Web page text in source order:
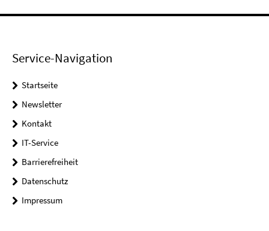
Service-Navigation
Startseite
Newsletter
Kontakt
IT-Service
Barrierefreiheit
Datenschutz
Impressum